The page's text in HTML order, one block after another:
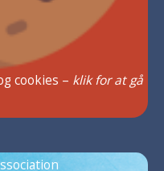
cookies – klik for at gå